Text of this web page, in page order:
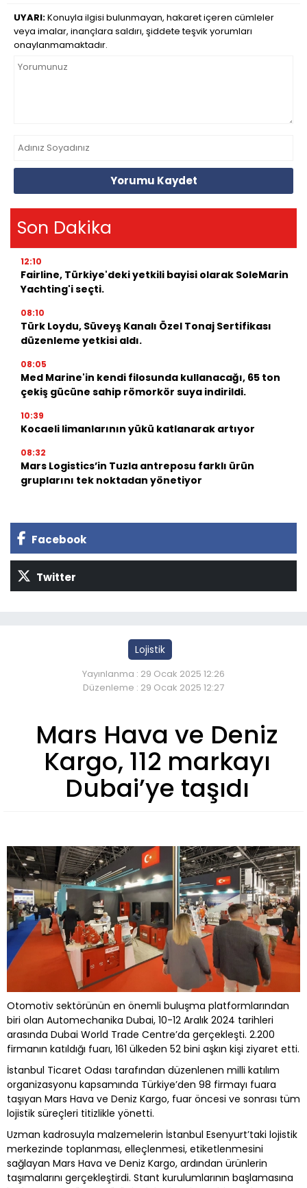
UYARI:Konuyla ilgisi bulunmayan, hakaret içeren cümleler
veya imalar, inançlara saldırı, şiddete teşvik yorumları
onaylanmamaktadır.
Yorumu Kaydet
Son Dakika
12:10
Fairline, Türkiye'deki yetkili bayisi olarak SoleMarin
Yachting'i seçti.
08:10
Türk Loydu, Süveyş Kanalı Özel Tonaj Sertifikası
düzenleme yetkisi aldı.
08:05
Med Marine'in kendi filosunda kullanacağı, 65 ton
çekiş gücüne sahip römorkör suya indirildi.
10:39
Kocaeli limanlarının yükü katlanarak artıyor
08:32
Mars Logistics’in Tuzla antreposu farklı ürün
gruplarını tek noktadan yönetiyor
Facebook
Twitter
Lojistik
Yayınlanma : 29 Ocak 2025 12:26
Düzenleme : 29 Ocak 2025 12:27
Mars Hava ve Deniz
Kargo, 112 markayı
Dubai’ye taşıdı
Otomotiv sektörünün en önemli buluşma platformlarından
biri olan Automechanika Dubai, 10-12 Aralık 2024 tarihleri
arasında Dubai World Trade Centre’da gerçekleşti. 2.200
firmanın katıldığı fuarı, 161 ülkeden 52 bini aşkın kişi ziyaret etti.
İstanbul Ticaret Odası tarafından düzenlenen milli katılım
organizasyonu kapsamında Türkiye’den 98 firmayı fuara
taşıyan Mars Hava ve Deniz Kargo, fuar öncesi ve sonrası tüm
lojistik süreçleri titizlikle yönetti.
Uzman kadrosuyla malzemelerin İstanbul Esenyurt’taki lojistik
merkezinde toplanması, elleçlenmesi, etiketlenmesini
sağlayan Mars Hava ve Deniz Kargo, ardından ürünlerin
taşımalarını gerçekleştirdi. Stant kurulumlarının başlamasına